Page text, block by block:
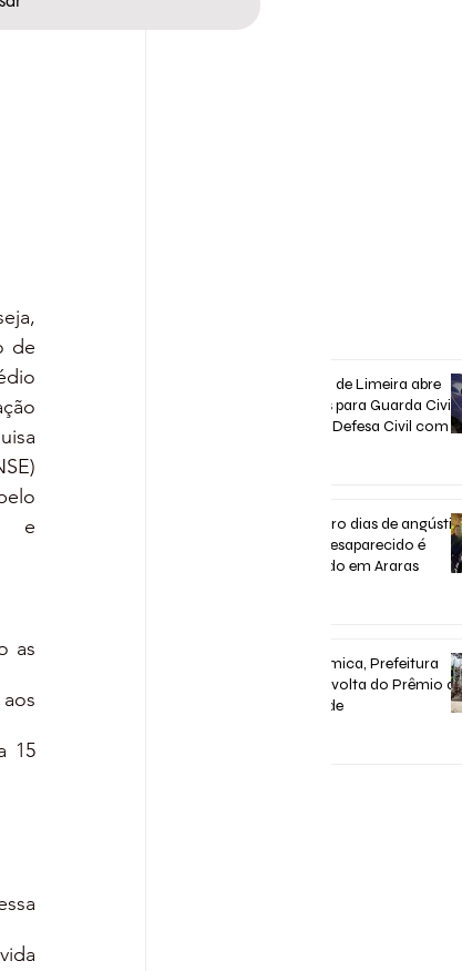
Concurso de Limeira abre
inscrições para Guarda Civil,
Trânsito e Defesa Civil com
Após quatro dias de
homem desaparecido é
encontrado em Araras
Após polêmica, Prefeitura
confirma volta do Prêmio de
Assiduidade
de
e
as
15